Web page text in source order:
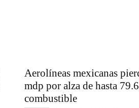
Aerolíneas mexicanas
mdp por alza de hasta
combustible